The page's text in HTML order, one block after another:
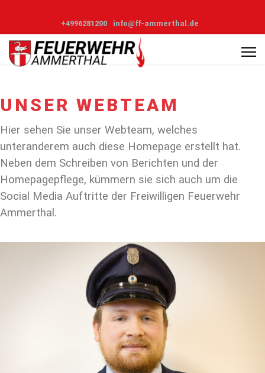
+4996281200 info@ff-ammerthal.de
UNSER WEBTEAM
Hier sehen Sie unser Webteam, welches
unteranderem auch diese Homepage erstellt hat.
Neben dem Schreiben von Berichten und der
Homepagepflege, kümmern sie sich auch um die
Social Media Auftritte der Freiwilligen Feuerwehr
Ammerthal.